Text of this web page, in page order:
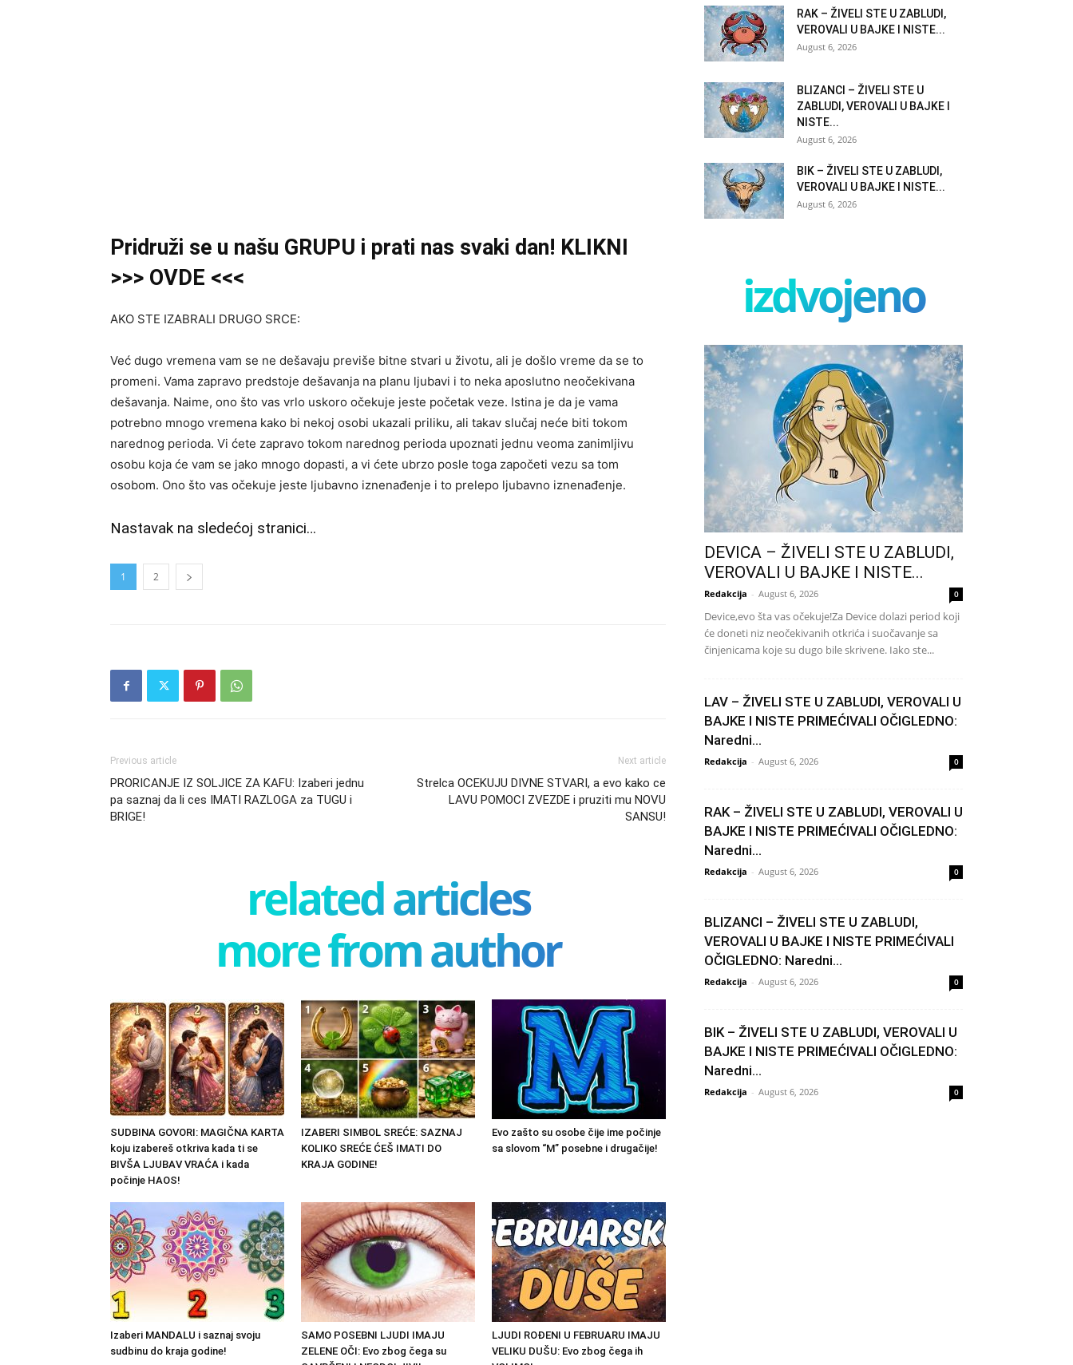
Pridruži se u našu GRUPU i prati nas svaki dan! KLIKNI
>>> OVDE <<<
AKO STE IZABRALI DRUGO SRCE:
Već dugo vremena vam se ne dešavaju previše bitne stvari u životu, ali je došlo vreme da se to
promeni. Vama zapravo predstoje dešavanja na planu ljubavi i to neka aposlutno neočekivana
dešavanja. Naime, ono što vas vrlo uskoro očekuje jeste početak veze. Istina je da je vama
potrebno mnogo vremena kako bi nekoj osobi ukazali priliku, ali takav slučaj neće biti tokom
narednog perioda. Vi ćete zapravo tokom narednog perioda upoznati jednu veoma zanimljivu
osobu koja će vam se jako mnogo dopasti, a vi ćete ubrzo posle toga započeti vezu sa tom
osobom. Ono što vas očekuje jeste ljubavno iznenađenje i to prelepo ljubavno iznenađenje.
Nastavak na sledećoj stranici…
1 2
Previous article
PRORICANJE IZ SOLJICE ZA KAFU: Izaberi jednu
pa saznaj da li ces IMATI RAZLOGA za TUGU i
BRIGE!
Next article
Strelca OCEKUJU DIVNE STVARI, a evo kako ce
LAVU POMOCI ZVEZDE i pruziti mu NOVU
SANSU!
related articles
more from author
SUDBINA GOVORI: MAGIČNA KARTA
koju izabereš otkriva kada ti se
BIVŠA LJUBAV VRAĆA i kada
počinje HAOS!
IZABERI SIMBOL SREĆE: SAZNAJ
KOLIKO SREĆE ĆEŠ IMATI DO
KRAJA GODINE!
Evo zašto su osobe čije ime počinje
sa slovom “M” posebne i drugačije!
Izaberi MANDALU i saznaj svoju
sudbinu do kraja godine!
SAMO POSEBNI LJUDI IMAJU
ZELENE OČI: Evo zbog čega su
LJUDI ROĐENI U FEBRUARU IMAJU
VELIKU DUŠU: Evo zbog čega ih
RAK – ŽIVELI STE U ZABLUDI,
VEROVALI U BAJKE I NISTE...
August 6, 2026
BLIZANCI – ŽIVELI STE U
ZABLUDI, VEROVALI U BAJKE I
NISTE...
August 6, 2026
BIK – ŽIVELI STE U ZABLUDI,
VEROVALI U BAJKE I NISTE...
August 6, 2026
izdvojeno
DEVICA – ŽIVELI STE U ZABLUDI,
VEROVALI U BAJKE I NISTE...
Redakcija - August 6, 2026 0
Device,evo šta vas očekuje!Za Device dolazi period koji
će doneti niz neočekivanih otkrića i suočavanje sa
činjenicama koje su dugo bile skrivene. Iako ste...
LAV – ŽIVELI STE U ZABLUDI, VEROVALI U
BAJKE I NISTE PRIMEĆIVALI OČIGLEDNO:
Naredni...
Redakcija - August 6, 2026 0
RAK – ŽIVELI STE U ZABLUDI, VEROVALI U
BAJKE I NISTE PRIMEĆIVALI OČIGLEDNO:
Naredni...
Redakcija - August 6, 2026 0
BLIZANCI – ŽIVELI STE U ZABLUDI,
VEROVALI U BAJKE I NISTE PRIMEĆIVALI
OČIGLEDNO: Naredni...
Redakcija - August 6, 2026 0
BIK – ŽIVELI STE U ZABLUDI, VEROVALI U
BAJKE I NISTE PRIMEĆIVALI OČIGLEDNO:
Naredni...
Redakcija - August 6, 2026 0